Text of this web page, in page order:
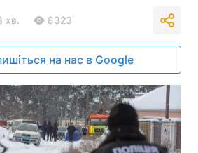
хв. 8323
на нас в Google